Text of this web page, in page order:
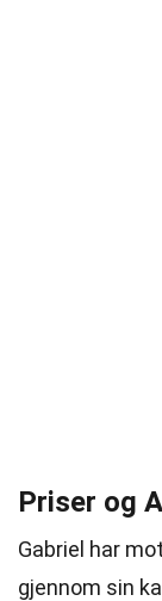
Priser og
Gabriel har
gjennom sin